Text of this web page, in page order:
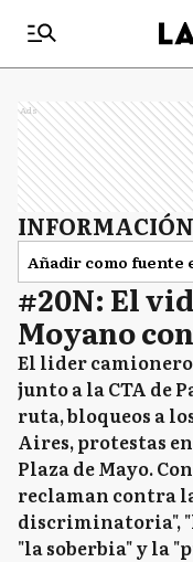
Ads
Añadir como fuente
#20N: El
Moyano
El lider
junto a la CTA de
ruta, bloqueos a
Aires, protestas
Plaza de Mayo.
reclaman contra
discriminatoria",
"la soberbia" y la